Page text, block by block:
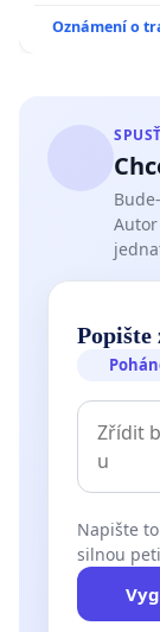
Oznámení o
Popište
Napište
silnou